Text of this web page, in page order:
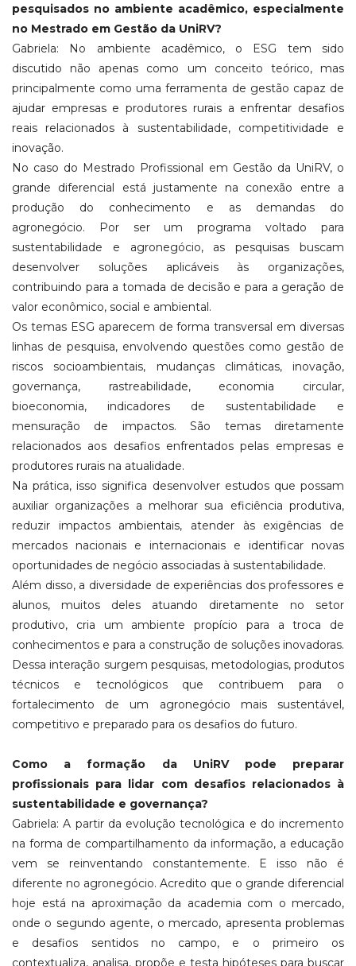
pesquisados no ambiente acadêmico, especialmente
no Mestrado em Gestão da UniRV?
Gabriela: No ambiente acadêmico, o ESG tem sido
discutido não apenas como um conceito teórico, mas
principalmente como uma ferramenta de gestão capaz de
ajudar empresas e produtores rurais a enfrentar desafios
reais relacionados à sustentabilidade, competitividade e
inovação.
No caso do Mestrado Profissional em Gestão da UniRV, o
grande diferencial está justamente na conexão entre a
produção do conhecimento e as demandas do
agronegócio. Por ser um programa voltado para
sustentabilidade e agronegócio, as pesquisas buscam
desenvolver soluções aplicáveis às organizações,
contribuindo para a tomada de decisão e para a geração de
valor econômico, social e ambiental.
Os temas ESG aparecem de forma transversal em diversas
linhas de pesquisa, envolvendo questões como gestão de
riscos socioambientais, mudanças climáticas, inovação,
governança, rastreabilidade, economia circular,
bioeconomia, indicadores de sustentabilidade e
mensuração de impactos. São temas diretamente
relacionados aos desafios enfrentados pelas empresas e
produtores rurais na atualidade.
Na prática, isso significa desenvolver estudos que possam
auxiliar organizações a melhorar sua eficiência produtiva,
reduzir impactos ambientais, atender às exigências de
mercados nacionais e internacionais e identificar novas
oportunidades de negócio associadas à sustentabilidade.
Além disso, a diversidade de experiências dos professores e
alunos, muitos deles atuando diretamente no setor
produtivo, cria um ambiente propício para a troca de
conhecimentos e para a construção de soluções inovadoras.
Dessa interação surgem pesquisas, metodologias, produtos
técnicos e tecnológicos que contribuem para o
fortalecimento de um agronegócio mais sustentável,
competitivo e preparado para os desafios do futuro.
Como a formação da UniRV pode preparar
profissionais para lidar com desafios relacionados à
sustentabilidade e governança?
Gabriela: A partir da evolução tecnológica e do incremento
na forma de compartilhamento da informação, a educação
vem se reinventando constantemente. E isso não é
diferente no agronegócio. Acredito que o grande diferencial
hoje está na aproximação da academia com o mercado,
onde o segundo agente, o mercado, apresenta problemas
e desafios sentidos no campo, e o primeiro os
contextualiza, analisa, propõe e testa hipóteses para buscar